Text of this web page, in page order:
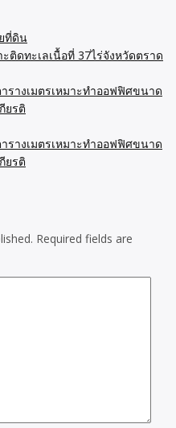
ที่ดิน
ติดทะเลเนื้อที่ 37ไร่จังหวัดตราด
รางเมตรเหมาะทำออฟฟิศขนาด
ยรติ
รางเมตรเหมาะทำออฟฟิศขนาด
ยรติ
Required fields are